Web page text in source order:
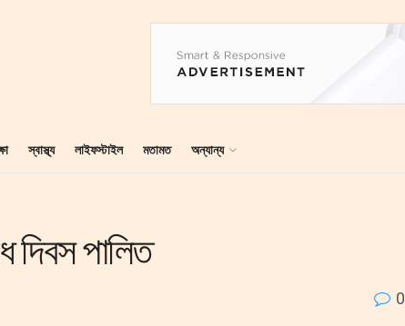
স্বাস্থ্য লাইফস্টাইল মতামত অন্যান্য
দিবস পালিত
0